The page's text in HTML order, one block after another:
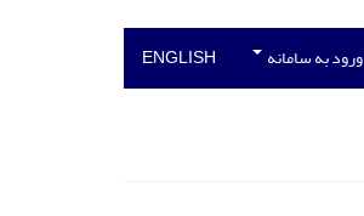
ورود به سامانه ENGLISH